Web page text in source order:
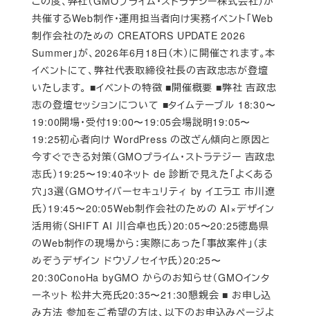
共催するWeb制作・運用担当者向け実務イベント「Web
制作会社のための CREATORS UPDATE 2026
Summer」が、2026年6月18日（木）に開催されます。本
イベントにて、弊社代表取締役社長の吉政忠志が登壇
いたします。 ■イベントの特徴 ■開催概要 ■弊社 吉政忠
志の登壇セッションについて ■タイムテーブル 18:30〜
19:00開場・受付19:00〜19:05会場説明19:05〜
19:25初心者向け WordPress の改ざん傾向と原因と
今すぐできる対策（GMOプライム・ストラテジー 吉政忠
志氏）19:25〜19:40ネット de 診断で見えた「よくある
穴」3選（GMOサイバーセキュリティ by イエラエ 市川遼
氏）19:45〜20:05Web制作会社のための AI×デザイン
活用術（SHIFT AI 川合卓也氏）20:05〜20:25徳島県
のWeb制作の現場から：実際にあった「事故案件」（ま
めぞうデザイン ドウゾノセイヤ氏）20:25〜
20:30ConoHa byGMO からのお知らせ（GMOインタ
ーネット 松井大亮氏20:35〜21:30懇親会 ■ お申し込
み方法 参加をご希望の方は、以下のお申込みページよ